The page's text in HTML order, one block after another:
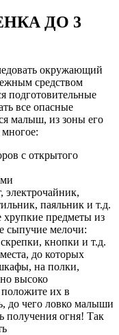
ДО 3
окружающий
средством
подготовительные
все опасные
малыш, из зоны его
с открытого
электрочайник,
паяльник и т.д.
хрупкие предметы из
сыпучие мелочи:
кнопки и т.д.
до которых
на полки,
высоко
их в
до чего ловко малыши
получения огня! Так